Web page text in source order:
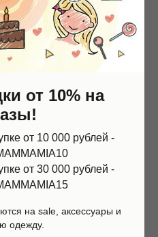
от 10% на
от 10 000 рублей -
от 30 000 рублей -
на sale, аксессуары и
одежду.